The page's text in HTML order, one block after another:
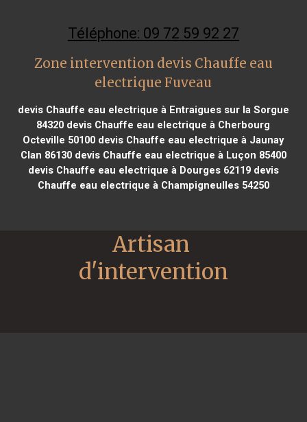
Téléphone: 09 72 59 92 27
Zone intervention devis Chauffe eau
electrique Fuveau
devis Chauffe eau electrique à Entraigues sur la Sorgue
84320 devis Chauffe eau electrique à Cherbourg
Octeville 50100 devis Chauffe eau electrique à Jaunay
Clan 86130devis Chauffe eau electrique à Luçon 85400
devis Chauffe eau electrique à Dourges 62119devis
Chauffe eau electrique à Champigneulles 54250
Artisan
d'intervention